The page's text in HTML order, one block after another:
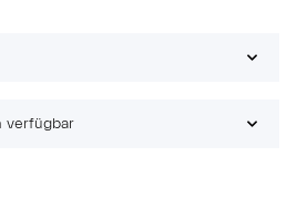
verfügbar